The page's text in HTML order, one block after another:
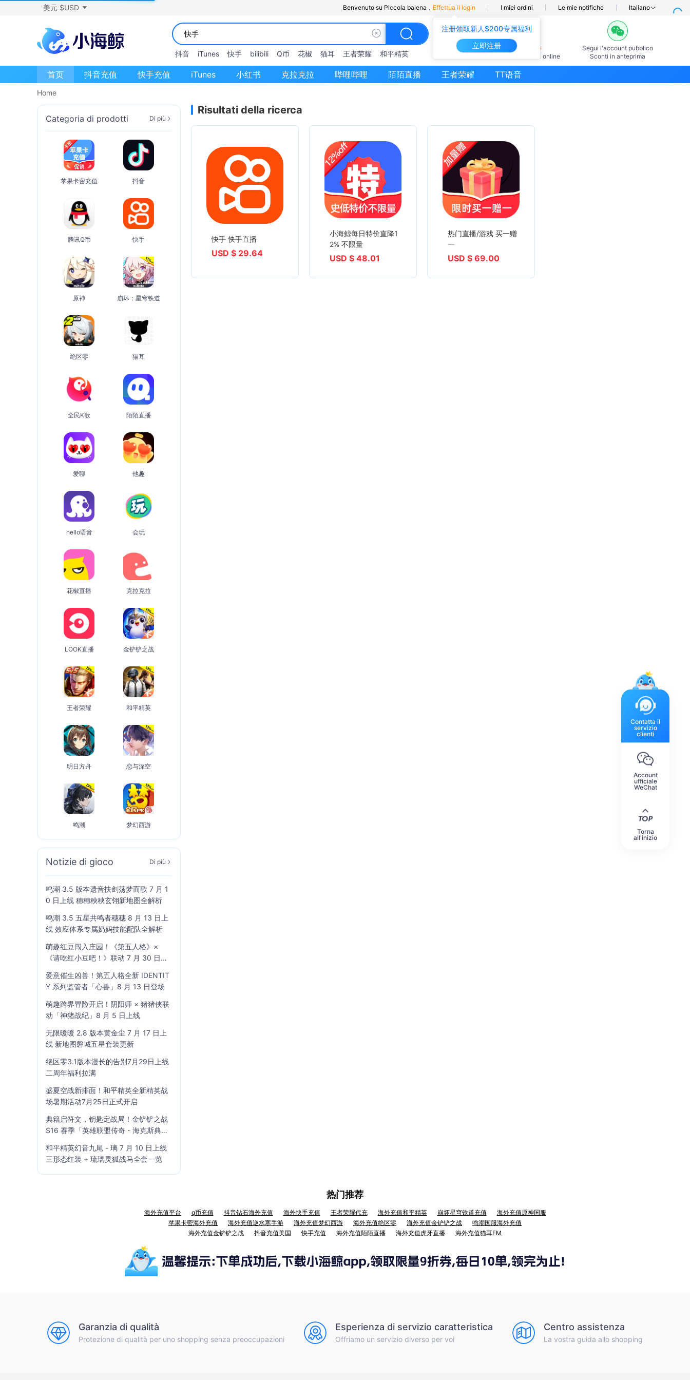
注册领取新人$200专属福利
立即注册
美元 $USD Benvenuto su Piccola balena， Effettua il login I miei ordini Le mie notifiche Italiano
抖音 iTunes 快手 bilibili Q币 花椒 猫耳 王者荣耀 和平精英
7×24ore
Servizio clienti online
Segui l'account pubblico
Sconti in anteprima
首页 抖音充值 快手充值 iTunes 小红书 克拉克拉 哔哩哔哩 陌陌直播 王者荣耀 TT语音
Home
Categoria di prodotti Di più
苹果卡密充值 抖音
腾讯Q币 快手
原神 崩坏：星穹铁道
绝区零 猫耳
全民K歌 陌陌直播
爱聊 他趣
hello语音 会玩
花椒直播 克拉克拉
LOOK直播 金铲铲之战
王者荣耀 和平精英
明日方舟 恋与深空
鸣潮 梦幻西游
Notizie di gioco Di più
鸣潮 3.5 版本遗音扶剑荡梦而歌 7 月 1
0 日上线 穗穗秧秧玄翎新地图全解析
鸣潮 3.5 五星共鸣者穗穗 8 月 13 日上
线 效应体系专属奶妈技能配队全解析
萌趣红豆闯入庄园！《第五人格》×
《请吃红小豆吧！》联动 7 月 30 日开
爱意催生凶兽！第五人格全新 IDENTIT
Y 系列监管者「心兽」8 月 13 日登场
萌趣跨界冒险开启！阴阳师 × 猪猪侠联
动「神猪战纪」8 月 5 日上线
无限暖暖 2.8 版本黄金尘 7 月 17 日上
线 新地图磐城五星套装更新
绝区零3.1版本漫长的告别7月29日上线
二周年福利拉满
盛夏空战新排面！和平精英全新精英战
场暑期活动7月25日正式开启
典籍启符文，钥匙定战局！金铲铲之战
S16 赛季「英雄联盟传奇・海克斯典
和平精英幻音九尾 - 璃 7 月 10 日上线
三形态红装 + 琉璃灵狐战马全套一览
Risultati della ricerca
快手 快手直播
USD $ 29.64
小海鲸每日特价直降1
2% 不限量
USD $ 48.01
热门直播/游戏 买一赠
一
USD $ 69.00
热门推荐
海外充值平台 q币充值 抖音钻石海外充值 海外快手充值 王者荣耀代充 海外充值和平精英 崩坏星穹铁道充值
海外充值原神国服
苹果卡密海外充值
海外充值逆水寒手游 海外充值梦幻西游 海外充值绝区零 海外充值金铲铲之战
鸣潮国服海外充值
海外充值金铲铲之战
抖音充值美国 快手充值 海外充值陌陌直播 海外充值虎牙直播 海外充值猫耳FM
Garanzia di qualità
Protezione di qualità per uno shopping senza preoccupazioni
Esperienza di servizio caratteristica
Offriamo un servizio diverso per voi
Centro assistenza
La vostra guida allo shopping
Contatta il
servizio
clienti
Account
ufficiale
WeChat
Torna
all'inizio